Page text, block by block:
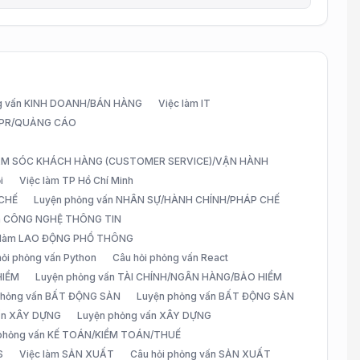
vấn KINH DOANH/BÁN HÀNG
Việc làm IT
QUẢNG CÁO
SÓC KHÁCH HÀNG (CUSTOMER SERVICE)/VẬN HÀNH
Việc làm TP Hồ Chí Minh
Luyện phỏng vấn NHÂN SỰ/HÀNH CHÍNH/PHÁP CHẾ
NGHỆ THÔNG TIN
LAO ĐỘNG PHỔ THÔNG
phỏng vấn Python
Câu hỏi phỏng vấn React
Luyện phỏng vấn TÀI CHÍNH/NGÂN HÀNG/BẢO HIỂM
vấn BẤT ĐỘNG SẢN
Luyện phỏng vấn BẤT ĐỘNG SẢN
XÂY DỰNG
Luyện phỏng vấn XÂY DỰNG
vấn KẾ TOÁN/KIỂM TOÁN/THUẾ
Việc làm SẢN XUẤT Câu hỏi phỏng vấn SẢN XUẤT